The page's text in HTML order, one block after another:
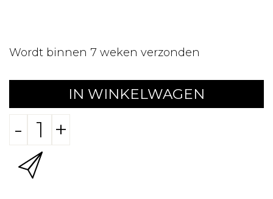
Wordt binnen 7 weken verzonden
IN WINKELWAGEN
- +